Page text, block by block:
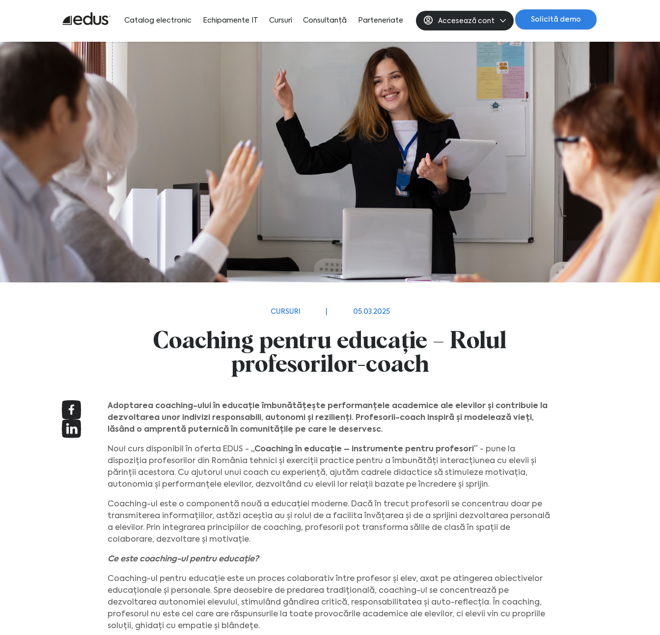
Catalog electronic Echipamente IT Cursuri Consultanță Parteneriate Accesează cont Solicită demo
CURSURI 05.03.2025
Coaching pentru educație – Rolul
profesorilor-coach
Adoptarea coaching-ului în educație îmbunătățește performanțele academice ale elevilor și contribuie la
dezvoltarea unor indivizi responsabili, autonomi și rezilienți. Profesorii-coach inspiră și modelează vieți,
lăsând o amprentă puternică în comunitățile pe care le deservesc.
Noul curs disponibil în oferta EDUS - „Coaching în educație – instrumente pentru profesori” - pune la
dispoziția profesorilor din România tehnici și exerciții practice pentru a îmbunătăți interacțiunea cu elevii și
părinții acestora. Cu ajutorul unui coach cu experiență, ajutăm cadrele didactice să stimuleze motivația,
autonomia și performanțele elevilor, dezvoltând cu elevii lor relații bazate pe încredere și sprijin.
Coaching-ul este o componentă nouă a educației moderne. Dacă în trecut profesorii se concentrau doar pe
transmiterea informațiilor, astăzi aceștia au și rolul de a facilita învățarea și de a sprijini dezvoltarea personală
a elevilor. Prin integrarea principiilor de coaching, profesorii pot transforma sălile de clasă în spații de
colaborare, dezvoltare și motivație.
Ce este coaching-ul pentru educație?
Coaching-ul pentru educație este un proces colaborativ între profesor și elev, axat pe atingerea obiectivelor
educaționale și personale. Spre deosebire de predarea tradițională, coaching-ul se concentrează pe
dezvoltarea autonomiei elevului, stimulând gândirea critică, responsabilitatea și auto-reflecția. În coaching,
profesorul nu este cel care are răspunsurile la toate provocările academice ale elevilor, ci elevii vin cu propriile
soluții, ghidați cu empatie și blândețe.